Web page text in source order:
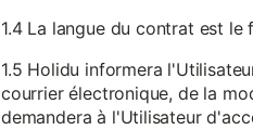
1.4 La langue du contrat est le
1.5 Holidu informera
courrier électronique, de la
demandera à l'Utilisateur